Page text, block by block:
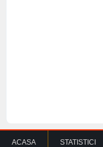
ACASA STATISTICI